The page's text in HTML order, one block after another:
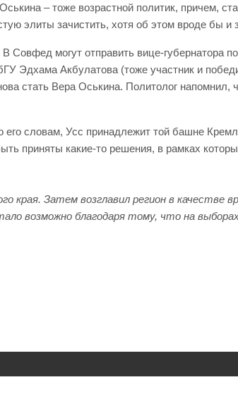
– тоже возрастной политик, причем,
элиты зачистить, хотя об этом вроде бы и
могут отправить вице-губернатора
Эдхама Акбулатова (тоже участник и
стать Вера Оськина. Политолог
словам, Усс принадлежит той башне
приняты какие-то решения, в рамках
края. Затем возглавил регион в качестве
возможно благодаря тому, что на